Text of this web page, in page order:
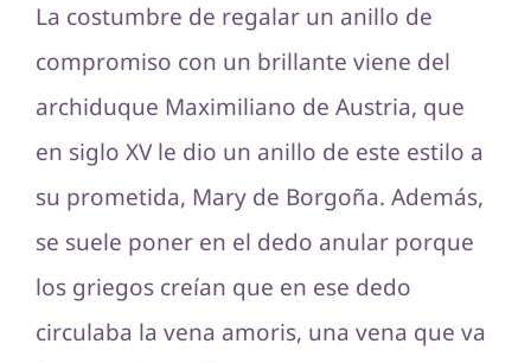
La costumbre de regalar un anillo de
compromiso con un brillante viene del
archiduque Maximiliano de Austria, que
en siglo XV le dio un anillo de este estilo a
su prometida, Mary de Borgoña. Además,
se suele poner en el dedo anular porque
los griegos creían que en ese dedo
circulaba la vena amoris, una vena que va